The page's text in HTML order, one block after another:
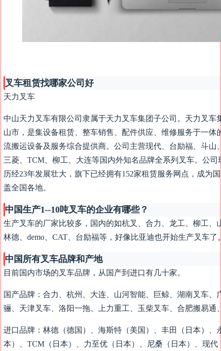
叉车租赁找哪家公司好
天力叉车
中山天力叉车有限公司隶属于天力叉车集团子公司。天力叉车
山市，是集设备租赁、整车销售、配件供应、维修服务于一
流搬运设备及服务综合提供商。公司主营现代、台励福、斗
三菱、TCM、柳工、大连等国内外知名品牌全系列叉车。公
历经23年发展壮大，旗下已经拥有152家租赁服务网点，成为
盖全国各地。
中国生产1--10吨叉车的企业有哪些？
生产叉车的厂家比较多，国内的如杭叉、合力、龙工、柳工
林德、demo、CAT、台励福等，好像比亚迪也开始生产叉车了
中国所有叉车品牌和产地
目前国内市场的叉车品牌，从国产到进口有几十家。
国产品牌：合力、杭州、大连、山河智能、巨鲸、湖南叉车
骊、天津叉车、洛阳一拖、上力重工、玉柴叉车、合肥搬易通
进口品牌：林德（德国）、海斯特（美国）、丰田（日本）
本）、TCM（日本）、力至优（日本）、尼桑（日本）、现